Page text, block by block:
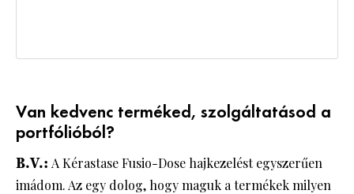
Van kedvenc terméked, szolgáltatásod a
portfólióból?
B.V.: A Kérastase Fusio-Dose hajkezelést egyszerűen
imádom. Az egy dolog, hogy maguk a termékek milyen